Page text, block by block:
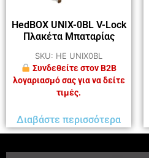
HedBOX UNIX-0BL V-Lock
Πλακέτα Μπαταρίας
SKU: HE UNIX0BL
Συνδεθείτε στον B2B
λογαριασμό σας για να δείτε
τιμές.
Διαβάστε περισσότερα